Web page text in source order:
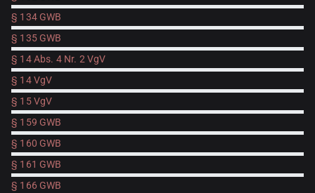
§ 134 GWB
§ 135 GWB
§ 14 Abs. 4 Nr. 2 VgV
§ 14 VgV
§ 15 VgV
§ 159 GWB
§ 160 GWB
§ 161 GWB
§ 166 GWB